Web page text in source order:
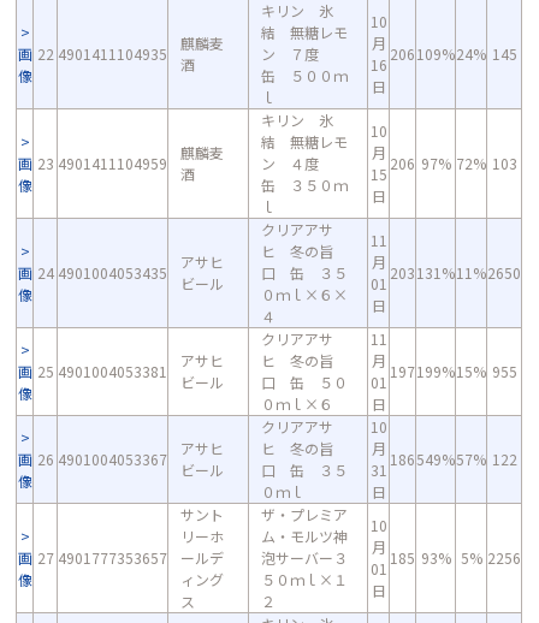
画
像
22 4901411104935
麒麟麦
酒
キリン 氷
結 無糖レモ
ン ７度
缶 ５００ｍ
ｌ
10
月
16
日
206109%24% 145
画
像
23 4901411104959
麒麟麦
酒
キリン 氷
結 無糖レモ
ン ４度
缶 ３５０ｍ
ｌ
10
月
15
日
206 97% 72% 103
画
像
24 4901004053435
アサヒ
ビール
クリアアサ
ヒ 冬の旨
口 缶 ３５
０ｍｌ×６×
４
11
月
01
日
203131%11%2650
画
像
25 4901004053381
アサヒ
ビール
クリアアサ
ヒ 冬の旨
口 缶 ５０
０ｍｌ×６
11
月
01
日
197199%15% 955
画
像
26 4901004053367
アサヒ
ビール
クリアアサ
ヒ 冬の旨
口 缶 ３５
０ｍｌ
10
月
31
日
186549%57% 122
画
像
27 4901777353657
サント
リーホ
ールデ
ィング
ス
ザ・プレミア
ム・モルツ神
泡サーバー３
５０ｍｌ×１
２
10
月
01
日
185 93% 5% 2256